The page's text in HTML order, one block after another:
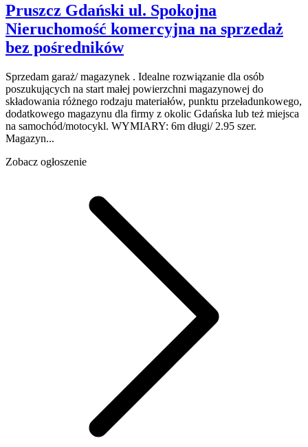
Pruszcz Gdański ul. Spokojna
Nieruchomość komercyjna na sprzedaż
bez pośredników
Sprzedam garaż/ magazynek . Idealne rozwiązanie dla osób
poszukujących na start małej powierzchni magazynowej do
składowania różnego rodzaju materiałów, punktu przeładunkowego,
dodatkowego magazynu dla firmy z okolic Gdańska lub też miejsca
na samochód/motocykl. WYMIARY: 6m długi/ 2.95 szer.
Magazyn...
Zobacz ogłoszenie